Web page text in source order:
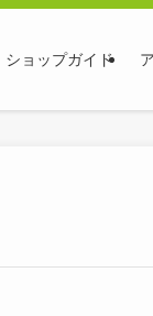
ショップガイド